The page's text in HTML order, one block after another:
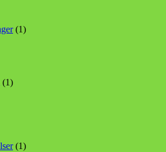
(1)
(1)
(1)